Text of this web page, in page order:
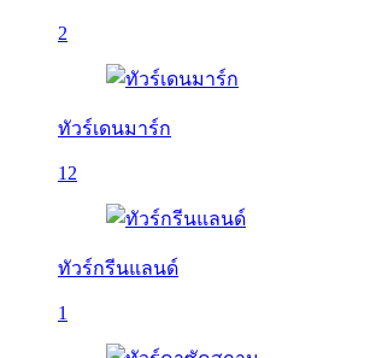
2
ทัวร์เดนมาร์ก
12
ทัวร์กรีนแลนด์
1